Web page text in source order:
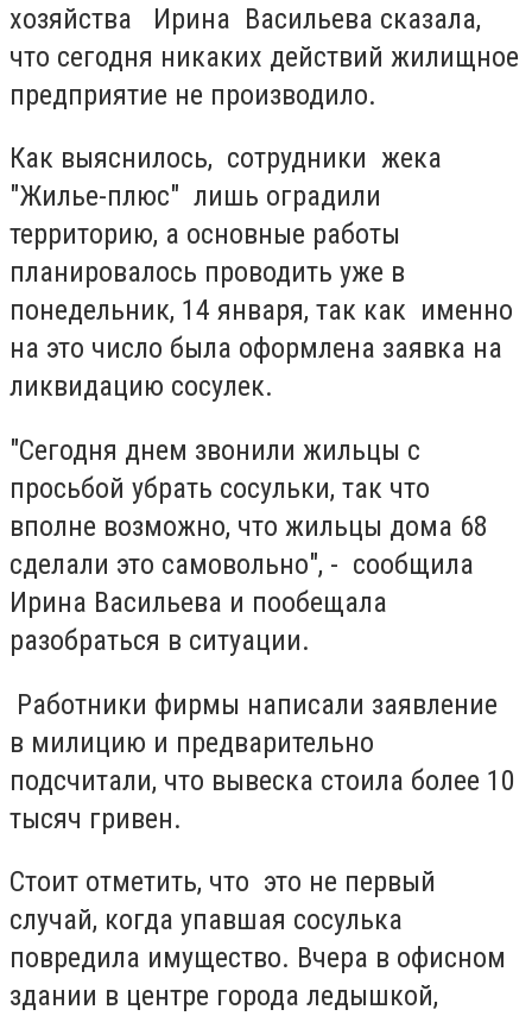
хозяйства Ирина Васильева сказала,
что сегодня никаких действий жилищное
предприятие не производило.
Как выяснилось, сотрудники жека
"Жилье-плюс" лишь оградили
территорию, а основные работы
планировалось проводить уже в
понедельник, 14 января, так как именно
на это число была оформлена заявка на
ликвидацию сосулек.
"Сегодня днем звонили жильцы с
просьбой убрать сосульки, так что
вполне возможно, что жильцы дома 68
сделали это самовольно", - сообщила
Ирина Васильева и пообещала
разобраться в ситуации.
Работники фирмы написали заявление
в милицию и предварительно
подсчитали, что вывеска стоила более 10
тысяч гривен.
Стоит отметить, что это не первый
случай, когда упавшая сосулька
повредила имущество. Вчера в офисном
здании в центре города ледышкой,